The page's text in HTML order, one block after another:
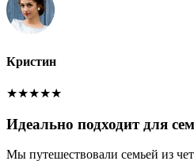
Кристин
★★★★★
Идеально подходит для
Мы путешествовали семьей из